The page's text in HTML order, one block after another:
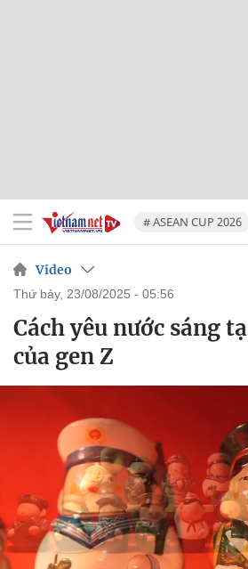
# ASEAN CUP 2026
Video
thứ bảy, 23/08/2025 - 05:56
Cách yêu nước sáng
của gen Z